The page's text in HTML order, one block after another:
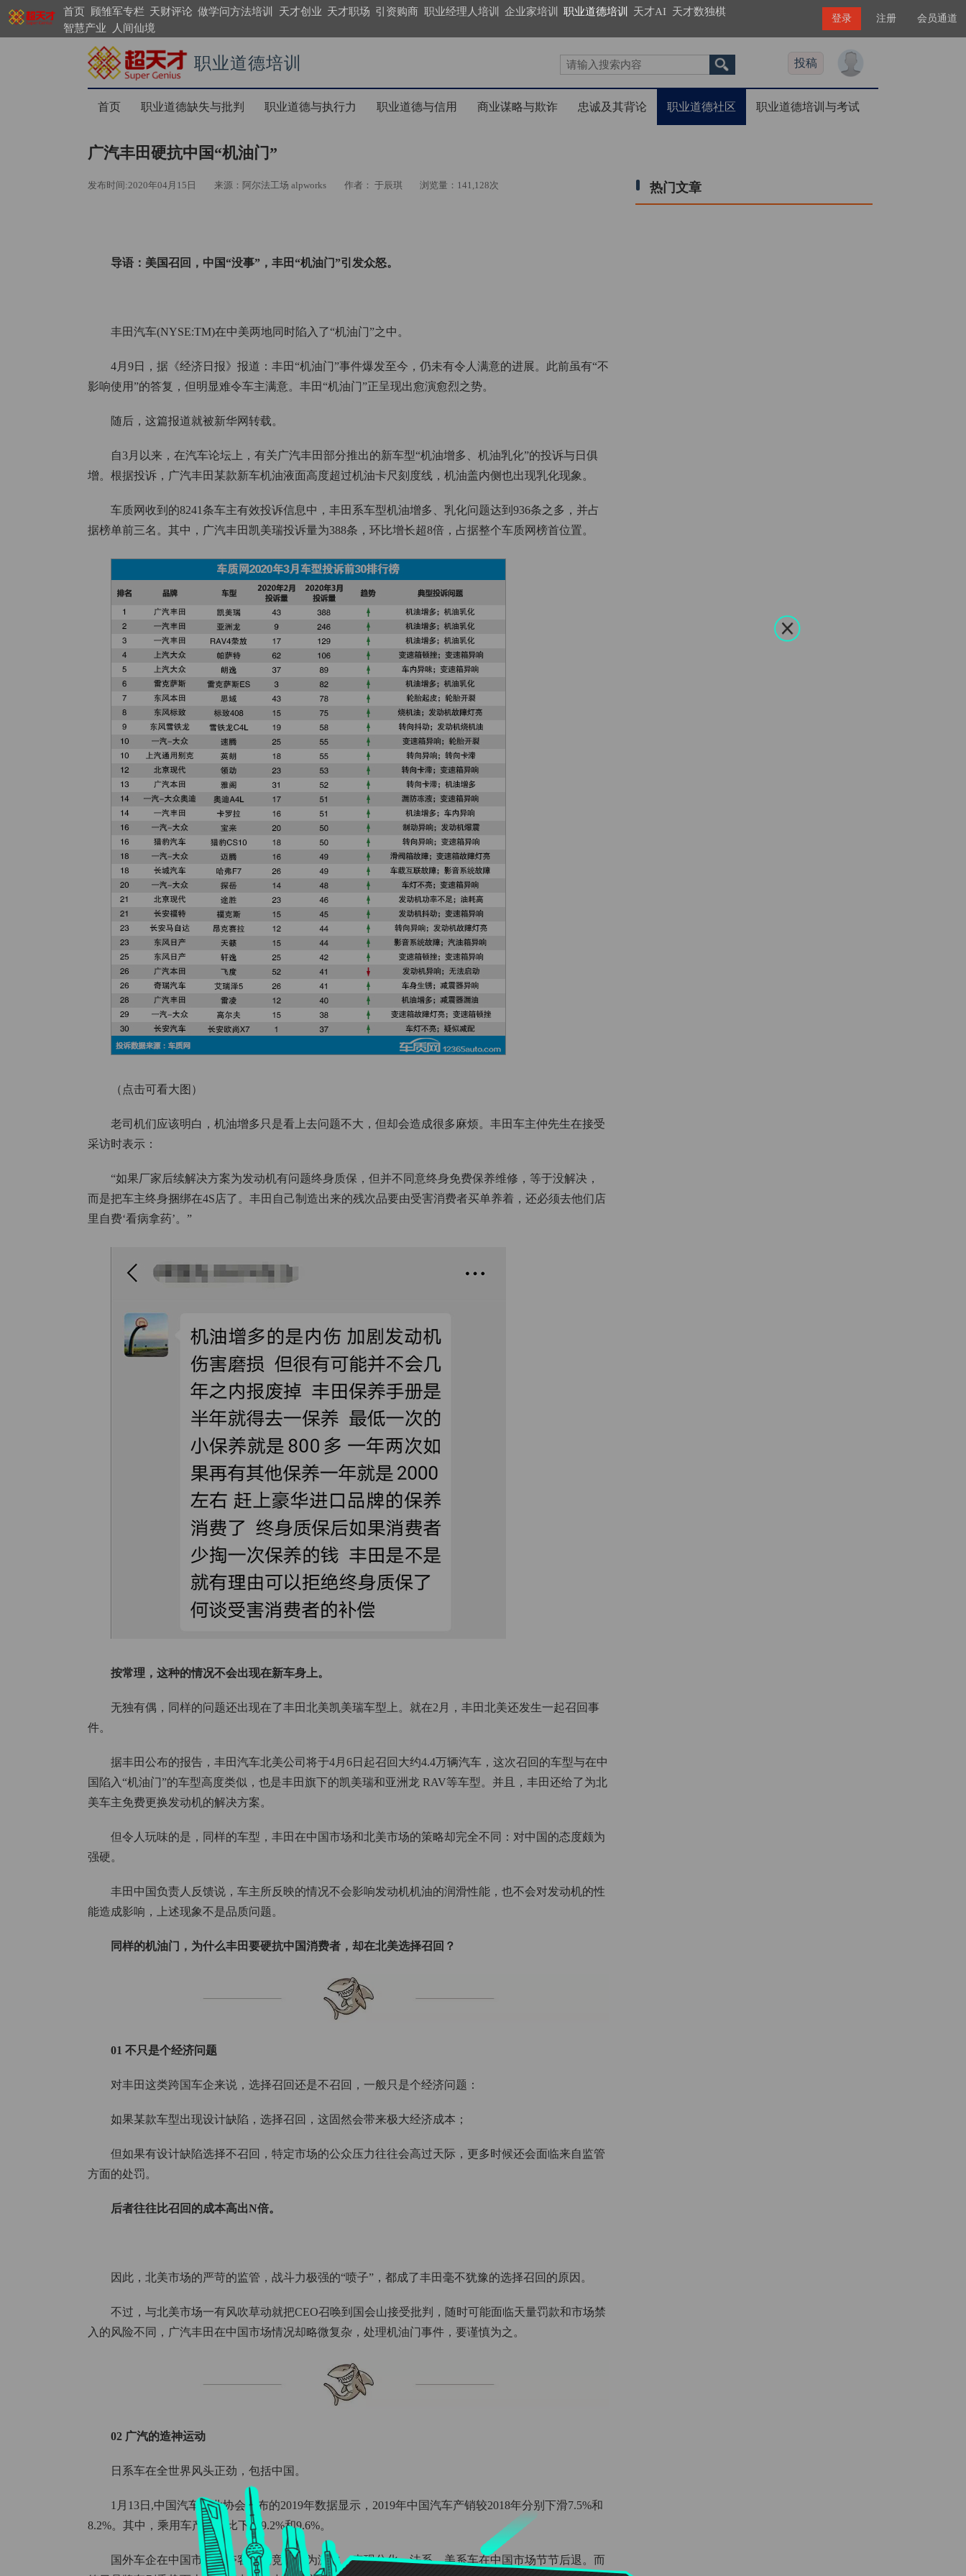
首页 顾雏军专栏 天财评论 做学问方法培训 天才创业 天才职场 引资购商 职业经理人培训 企业家培训 职业道德培训 天才AI 天才数独棋
智慧产业
人间仙境
会员通道
注册
登录
职业道德培训
https://search.supergenius.cn
投稿
首页 职业道德缺失与批判 职业道德与执行力 职业道德与信用 商业谋略与欺诈 忠诚及其背论 职业道德社区 职业道德培训与考试
广汽丰田硬抗中国“机油门”
发布时间:2020年04月15日 来源：阿尔法工场 alpworks 作者： 于辰琪 浏览量：141,128次
导语：美国召回，中国“没事”，丰田“机油门”引发众怒。
丰田汽车(NYSE:TM)在中美两地同时陷入了“机油门”之中。
4月9日，据《经济日报》报道：丰田“机油门”事件爆发至今，仍未有令人满意的进展。此前虽有“不
影响使用”的答复，但明显难令车主满意。丰田“机油门”正呈现出愈演愈烈之势。
随后，这篇报道就被新华网转载。
自3月以来，在汽车论坛上，有关广汽丰田部分推出的新车型“机油增多、机油乳化”的投诉与日俱
增。根据投诉，广汽丰田某款新车机油液面高度超过机油卡尺刻度线，机油盖内侧也出现乳化现象。
车质网收到的8241条车主有效投诉信息中，丰田系车型机油增多、乳化问题达到936条之多，并占
据榜单前三名。其中，广汽丰田凯美瑞投诉量为388条，环比增长超8倍，占据整个车质网榜首位置。
（点击可看大图）
老司机们应该明白，机油增多只是看上去问题不大，但却会造成很多麻烦。丰田车主仲先生在接受
采访时表示：
“如果厂家后续解决方案为发动机有问题终身质保，但并不同意终身免费保养维修，等于没解决，
而是把车主终身捆绑在4S店了。丰田自己制造出来的残次品要由受害消费者买单养着，还必须去他们店
里自费‘看病拿药’。”
按常理，这种的情况不会出现在新车身上。
无独有偶，同样的问题还出现在了丰田北美凯美瑞车型上。就在2月，丰田北美还发生一起召回事
件。
据丰田公布的报告，丰田汽车北美公司将于4月6日起召回大约4.4万辆汽车，这次召回的车型与在中
国陷入“机油门”的车型高度类似，也是丰田旗下的凯美瑞和亚洲龙 RAV等车型。并且，丰田还给了为北
美车主免费更换发动机的解决方案。
但令人玩味的是，同样的车型，丰田在中国市场和北美市场的策略却完全不同：对中国的态度颇为
强硬。
丰田中国负责人反馈说，车主所反映的情况不会影响发动机机油的润滑性能，也不会对发动机的性
能造成影响，上述现象不是品质问题。
同样的机油门，为什么丰田要硬抗中国消费者，却在北美选择召回？
01 不只是个经济问题
对丰田这类跨国车企来说，选择召回还是不召回，一般只是个经济问题：
如果某款车型出现设计缺陷，选择召回，这固然会带来极大经济成本；
但如果有设计缺陷选择不召回，特定市场的公众压力往往会高过天际，更多时候还会面临来自监管
方面的处罚。
后者往往比召回的成本高出N倍。
因此，北美市场的严苛的监管，战斗力极强的“喷子”，都成了丰田毫不犹豫的选择召回的原因。
不过，与北美市场一有风吹草动就把CEO召唤到国会山接受批判，随时可能面临天量罚款和市场禁
入的风险不同，广汽丰田在中国市场情况却略微复杂，处理机油门事件，要谨慎为之。
02 广汽的造神运动
日系车在全世界风头正劲，包括中国。
1月13日,中国汽车工业协会公布的2019年数据显示，2019年中国汽车产销较2018年分别下滑7.5%和
8.2%。其中，乘用车产销同比下滑9.2%和9.6%。
国外车企在中国市场争夺客户的竞争更为激化，表现分化。法系、美系车在中国市场节节后退。而
热门文章